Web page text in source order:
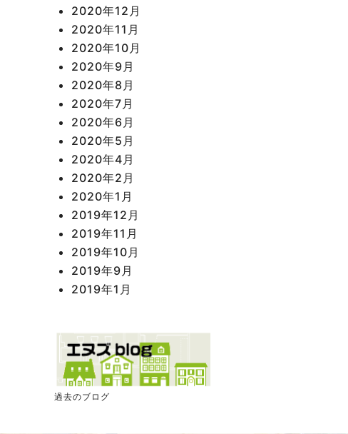
2020年12月
2020年11月
2020年10月
2020年9月
2020年8月
2020年7月
2020年6月
2020年5月
2020年4月
2020年2月
2020年1月
2019年12月
2019年11月
2019年10月
2019年9月
2019年1月
過去のブログ